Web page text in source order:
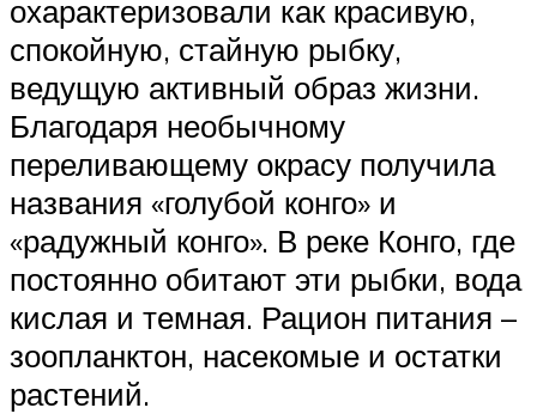
охарактеризовали как красивую,
спокойную, стайную рыбку,
ведущую активный образ жизни.
Благодаря необычному
переливающему окрасу получила
названия «голубой конго» и
«радужный конго». В реке Конго, где
постоянно обитают эти рыбки, вода
кислая и темная. Рацион питания –
зоопланктон, насекомые и остатки
растений.